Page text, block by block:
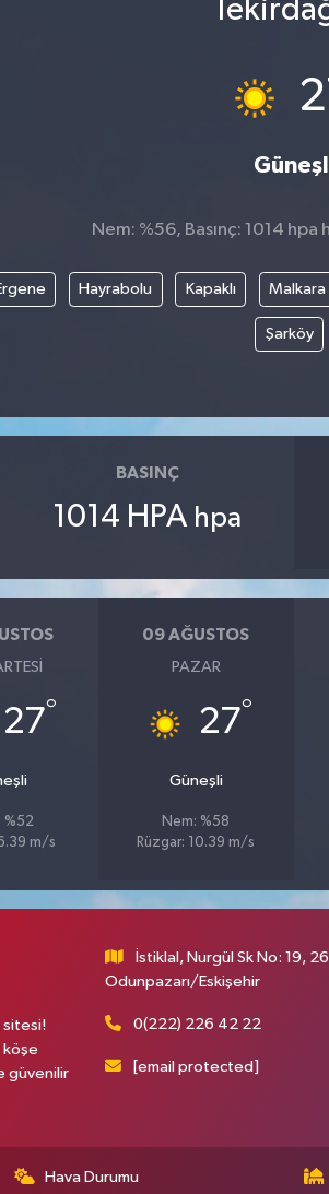
Nem: %56, Basınç: 1014 hpa
Hayrabolu Kapaklı Malkara
Şarköy
BASINÇ
1014 HPA hpa
27°
%52
m/s
09 AĞUSTOS
PAZAR
27°
Güneşli
Nem: %58
Rüzgar: 10.39 m/s
sitesi!
köşe
güvenilir
İstiklal, Nurgül Sk No: 19,
Odunpazarı/Eskişehir
0(222) 226 42 22
[email protected]
Hava Durumu